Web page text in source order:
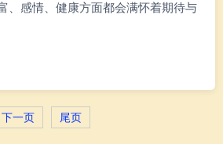
、感情、健康方面都会满怀着期待与
下一页 尾页